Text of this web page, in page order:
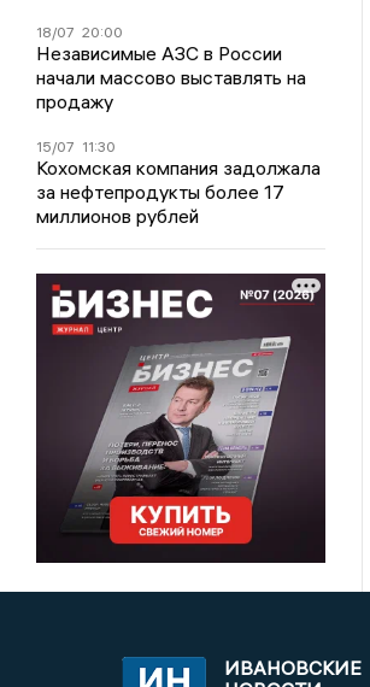
18/07 20:00
Независимые АЗС в России
начали массово выставлять на
продажу
15/07 11:30
Кохомская компания задолжала
за нефтепродукты более 17
миллионов рублей
ИВАНОВСКИЕ